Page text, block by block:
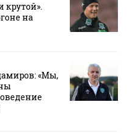
крутой».
на
«Мы,